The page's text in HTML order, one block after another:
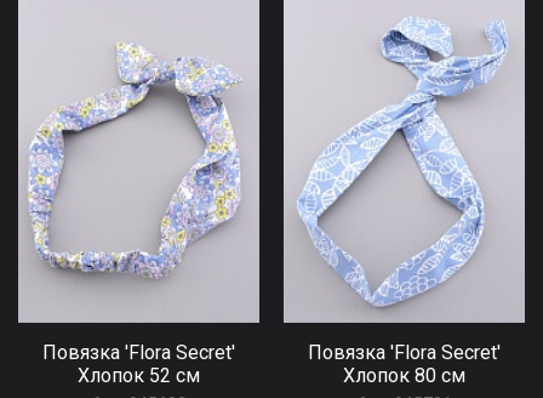
Повязка 'Flora Secret'
Хлопок 52 см
Повязка 'Flora Secret'
Хлопок 80 см